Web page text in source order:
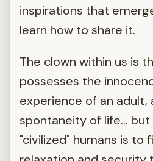
inspirations that
learn how to share it.
The clown within us is
possesses the
experience of an adult,
spontaneity of life... but
"civilized" humans is to